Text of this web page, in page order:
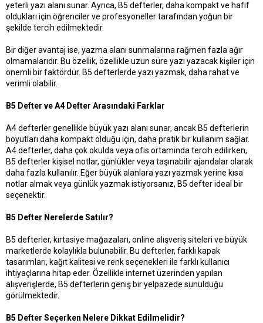
yeterli yazı alanı sunar. Ayrıca, B5 defterler, daha kompakt ve hafif
oldukları için öğrenciler ve profesyoneller tarafından yoğun bir
şekilde tercih edilmektedir.
Bir diğer avantaj ise, yazma alanı sunmalarına rağmen fazla ağır
olmamalarıdır. Bu özellik, özellikle uzun süre yazı yazacak kişiler için
önemli bir faktördür. B5 defterlerde yazı yazmak, daha rahat ve
verimli olabilir.
B5 Defter ve A4 Defter Arasındaki Farklar
A4 defterler genellikle büyük yazı alanı sunar, ancak B5 defterlerin
boyutları daha kompakt olduğu için, daha pratik bir kullanım sağlar.
A4 defterler, daha çok okulda veya ofis ortamında tercih edilirken,
B5 defterler kişisel notlar, günlükler veya taşınabilir ajandalar olarak
daha fazla kullanılır. Eğer büyük alanlara yazı yazmak yerine kısa
notlar almak veya günlük yazmak istiyorsanız, B5 defter ideal bir
seçenektir.
B5 Defter Nerelerde Satılır?
B5 defterler, kırtasiye mağazaları, online alışveriş siteleri ve büyük
marketlerde kolaylıkla bulunabilir. Bu defterler, farklı kapak
tasarımları, kağıt kalitesi ve renk seçenekleri ile farklı kullanıcı
ihtiyaçlarına hitap eder. Özellikle internet üzerinden yapılan
alışverişlerde, B5 defterlerin geniş bir yelpazede sunulduğu
görülmektedir.
B5 Defter Seçerken Nelere Dikkat Edilmelidir?